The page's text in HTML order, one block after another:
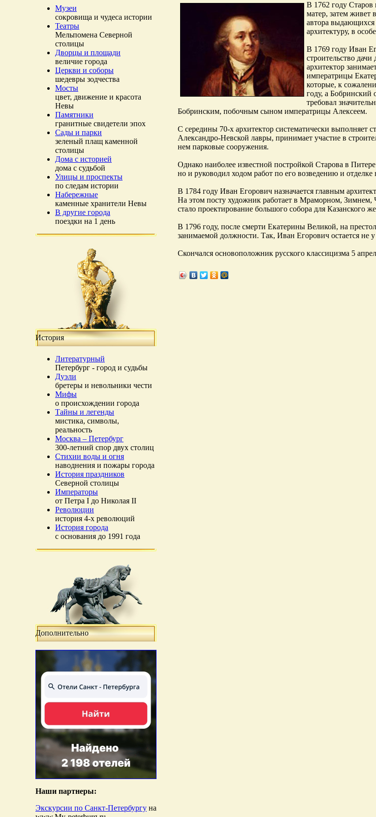
Музеи
сокровища и чудеса истории
Театры
Мельпомена Северной
столицы
Дворцы и площади
величие города
Церкви и соборы
шедевры зодчества
Мосты
цвет, движение и красота
Невы
Памятники
гранитные свидетели эпох
Сады и парки
зеленый плащ каменной
столицы
Дома с историей
дома с судьбой
Улицы и проспекты
по следам истории
Набережные
каменные хранители Невы
В другие города
поездки на 1 день
История
Литературный
Петербург - город и судьбы
Дуэли
бретеры и невольники чести
Мифы
о происхождении города
Тайны и легенды
мистика, символы,
реальность
Москва – Петербург
300-летний спор двух столиц
Стихии воды и огня
наводнения и пожары города
История праздников
Северной столицы
Императоры
от Петра I до Николая II
Революции
история 4-х революций
История города
с основания до 1991 года
Дополнительно
Наши партнеры:
Экскурсии по Санкт-Петербургу на
В 1762 году Старов
матер, затем живет
автора
архитектуру, в
В 1769 году Иван
строительство
архитектор
императрицы
которые, к
году, а Бобринский
требовал
Бобринским, побочным сыном императрицы Алексеем.
С середины 70-х архитектор систематически выполняет
Александро-Невской лавры, принимает участие в
нем парковые сооружения.
Однако наиболее известной постройкой Старова в
но и руководил ходом работ по его возведению и отделке
В 1784 году Иван Егорович назначается главным
На этом посту художник работает в Мраморном,
стало проектирование большого собора для Казанского
В 1796 году, после смерти Екатерины Великой, на
занимаемой должности. Так, Иван Егорович остается не у
Скончался основоположник русского классицизма 5